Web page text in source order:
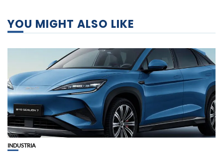
YOU MIGHT ALSO LIKE
INDUSTRIA